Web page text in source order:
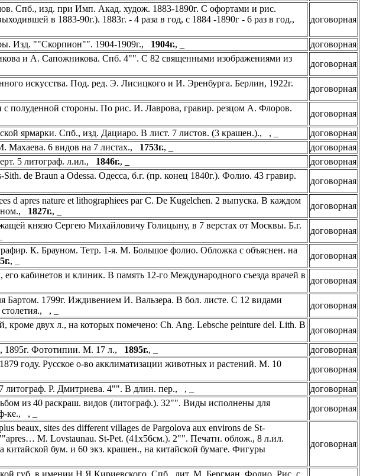
Спб., изд. при Имп. Акад. худож. 1883-1890г. С офортами и рис.
в 1883-90г.). 1883г. - 4 раза в год, с 1884 -1890г - 6 раз в год.,
договорная
Изд. ""Скорпион"". 1904-1909г., 1904г., _
договорная
и А. Сапожникова. Спб. 4"". С 82 священными изображениями из
договорная
искусства. Под. ред. Э. Лисицкого и И. Эренбурга. Берлин, 1922г.
договорная
полуденной стороны. По рис. И. Лаврова, гравир. резцом А. Флоров.
договорная
ярмарки. Спб., изд. Дациаро. В лист. 7 листов. (3 крашен.)., , _
договорная
Махаева. 6 видов на 7 листах., 1753г., _
договорная
5 литограф. л.ил., 1846г., _
договорная
de Braun a Odessa. Одесса, б.г. (пр. конец 1840г.). Фолио. 43 гравир.
договорная
d apres nature et lithographiees par C. De Kugelchen. 2 выпуска. В каждом
1827г., _
договорная
князю Сергею Михайловичу Голицыну, в 7 верстах от Москвы. Б.г.
договорная
К. Брауном. Тетр. 1-я. М. Большое фолио. Обложка с объяснен. на
, _
договорная
кабинетов и клиник. В память 12-го Международного съезда врачей в
договорная
1799г. Иждивением И. Вальзера. В бол. листе. С 12 видами
, _
договорная
двух л., на которых помечено: Ch. Ang. Lebsche peinture del. Lith. В
договорная
1895г. Фототипии. М. 17 л., 1895г., _
договорная
году. Русское о-во акклиматизации животных и растений. М. 10
договорная
литограф. Р. Дмитриева. 4"". В длин. пер., , _
договорная
из 40 раскраш. видов (литограф.). 32"". Виды исполнены для
ф-ке., , _
договорная
beaux, sites des different villages de Pargolova aux environs de St-
M. Lovstaunau. St-Pet. (41х56см.). 2"". Печатн. облож., 8 л.ил.
китайской бум. и 60 экз. крашен., на китайской бумаге. Фигуры
договорная
губ. в имении Н.Я Кириевского. Спб., лит. М. Бергман. Фолио. Рис. с